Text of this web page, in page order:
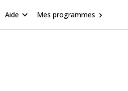
Aide Mes programmes